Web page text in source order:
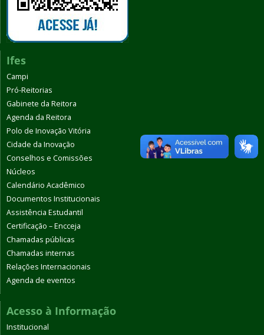
Ifes
Campi
Pró-Reitorias
Gabinete da Reitora
Agenda da Reitora
Polo de Inovação Vitória
Cidade da Inovação
Conselhos e Comissões
Núcleos
Calendário Acadêmico
Documentos Institucionais
Assistência Estudantil
Certificação – Encceja
Chamadas públicas
Chamadas internas
Relações Internacionais
Agenda de eventos
Acesso à Informação
Institucional